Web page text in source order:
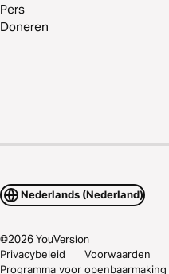
Pers
Doneren
Nederlands (Nederland)
©2026YouVersion
Privacybeleid
Voorwaarden
Programma voor